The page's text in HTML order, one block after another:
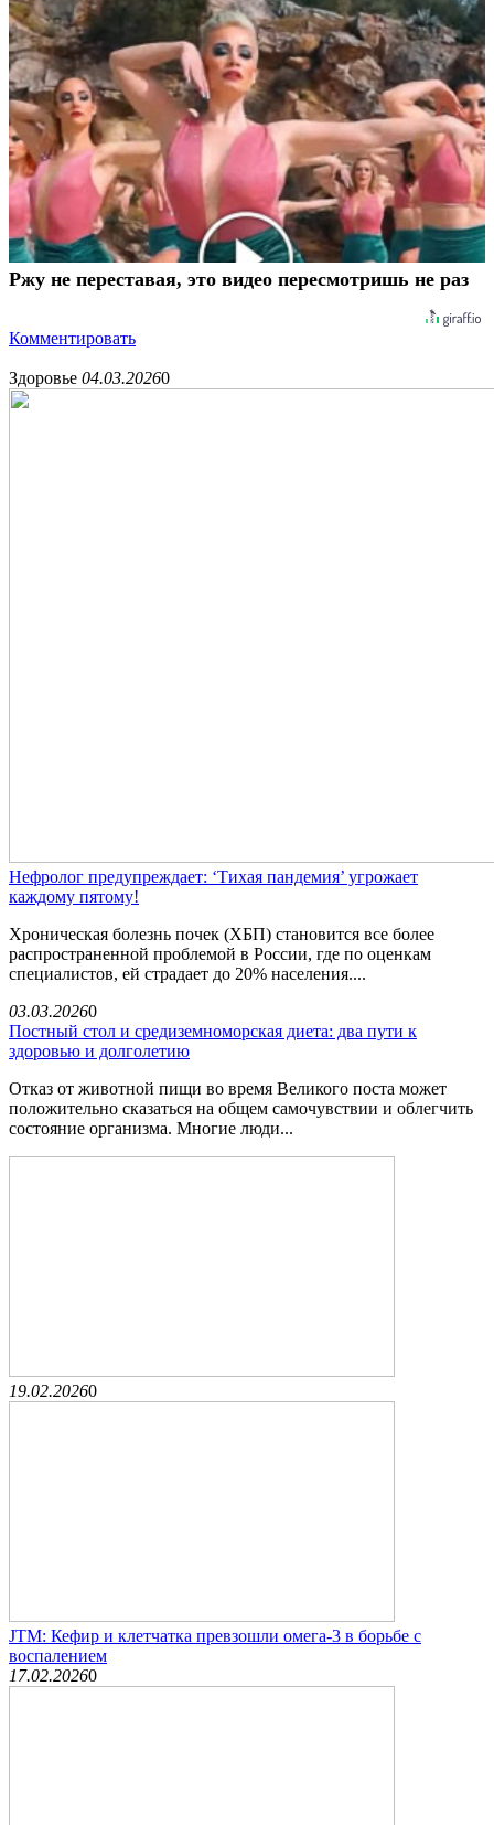
Ржу не переставая, это видео пересмотришь не раз
Комментировать
Здоровье 04.03.20260
Нефролог предупреждает: ‘Тихая пандемия’ угрожает
каждому пятому!
Хроническая болезнь почек (ХБП) становится все более
распространенной проблемой в России, где по оценкам
специалистов, ей страдает до 20% населения....
03.03.20260
Постный стол и средиземноморская диета: два пути к
здоровью и долголетию
Отказ от животной пищи во время Великого поста может
положительно сказаться на общем самочувствии и облегчить
состояние организма. Многие люди...
19.02.20260
JTM: Кефир и клетчатка превзошли омега-3 в борьбе с
воспалением
17.02.20260